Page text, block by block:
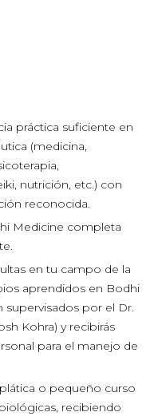
práctica suficiente en
(medicina,
nutrición, etc.) con
reconocida.
Medicine completa
en tu campo de la
aprendidos en Bodhi
supervisados por el Dr.
Kohra) y recibirás
para el manejo de
o pequeño curso
recibiendo